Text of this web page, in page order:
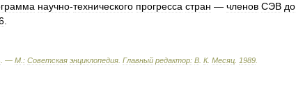
научно-технического прогресса стран — членов СЭВ до
. — М : Советская энциклопедия Главный редактор: В К. Месяц 1989